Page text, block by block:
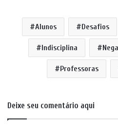
Alunos Desafios
Indisciplina
Professoras
Deixe seu comentário aqui